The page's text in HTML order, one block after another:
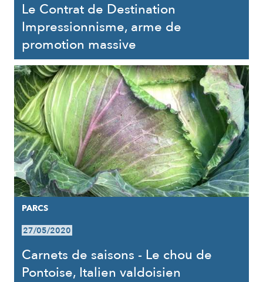
Le Contrat de Destination
Impressionnisme, arme de
promotion massive
PARCS
27/05/2020
Carnets de saisons - Le chou de
Pontoise, Italien valdoisien